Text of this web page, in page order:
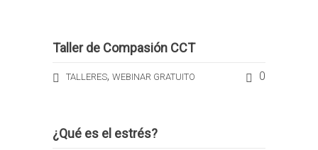
Taller de Compasión CCT
TALLERES, WEBINAR GRATUITO 0
¿Qué es el estrés?